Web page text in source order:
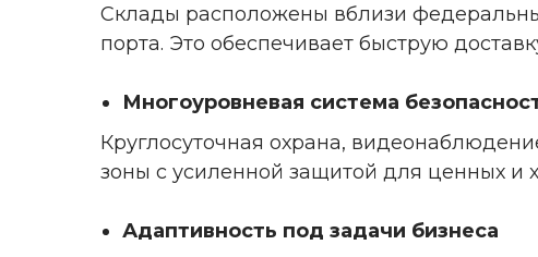
Склады расположены вблизи
порта. Это обеспечивает быструю
Многоуровневая система
Круглосуточная охрана,
зоны с усиленной защитой для ценных и
Адаптивность под задачи бизнеса